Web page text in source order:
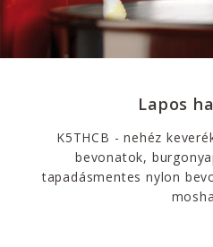
Lapos
K5THCB - nehéz
bevonatok,
tapadásmentes nylon